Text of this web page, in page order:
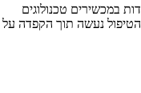
במכשירים טכנולוגים
נעשה תוך הקפדה על